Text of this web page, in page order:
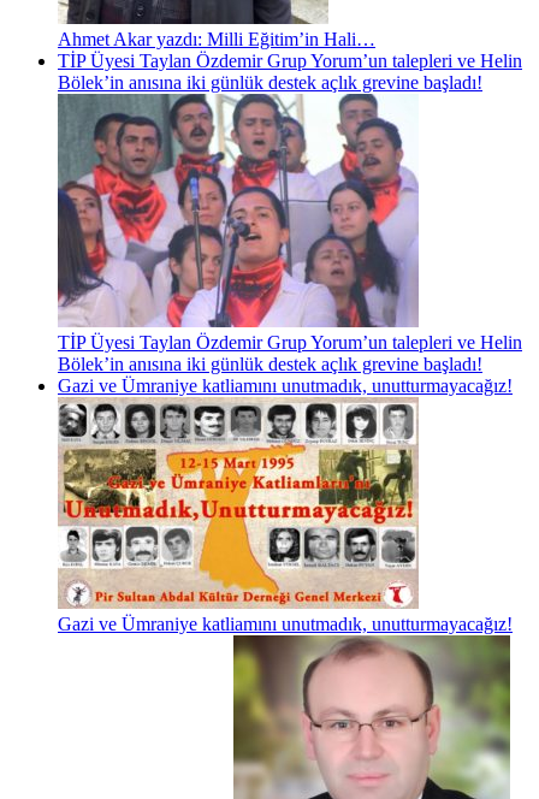
Ahmet Akar yazdı: Milli Eğitim’in Hali…
TİP Üyesi Taylan Özdemir Grup Yorum’un talepleri ve Helin
Bölek’in anısına iki günlük destek açlık grevine başladı!
TİP Üyesi Taylan Özdemir Grup Yorum’un talepleri ve Helin
Bölek’in anısına iki günlük destek açlık grevine başladı!
Gazi ve Ümraniye katliamını unutmadık, unutturmayacağız!
Gazi ve Ümraniye katliamını unutmadık, unutturmayacağız!